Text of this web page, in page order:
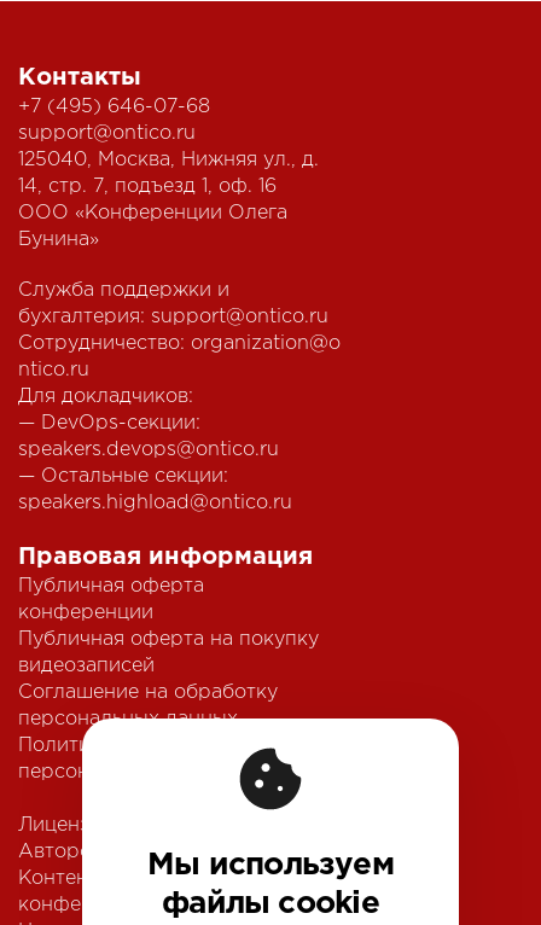
Контакты
+7 (495) 646-07-68
support@ontico.ru
125040, Москва, Нижняя ул., д.
14, стр. 7, подъезд 1, оф. 16
ООО «Конференции Олега
Бунина»
Служба поддержки и
бухгалтерия: support@ontico.ru
Сотрудничество: organization@o
ntico.ru
Для докладчиков:
— DevOps-секции:
speakers.devops@ontico.ru
— Остальные секции:
speakers.highload@ontico.ru
Правовая информация
Публичная оферта
конференции
Публичная оферта на покупку
видеозаписей
Соглашение на обработку
персональных данных
Политика обработки
персональных данных
Лицензионный договор с
Автором
Контентная политика
конференции
Мы используем
файлы cookie